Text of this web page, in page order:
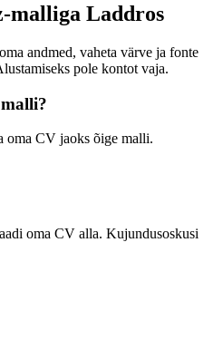
malliga Laddros
andmed, vaheta värve ja fonte
pole kontot vaja.
oma CV jaoks õige malli.
oma CV alla. Kujundusoskusi